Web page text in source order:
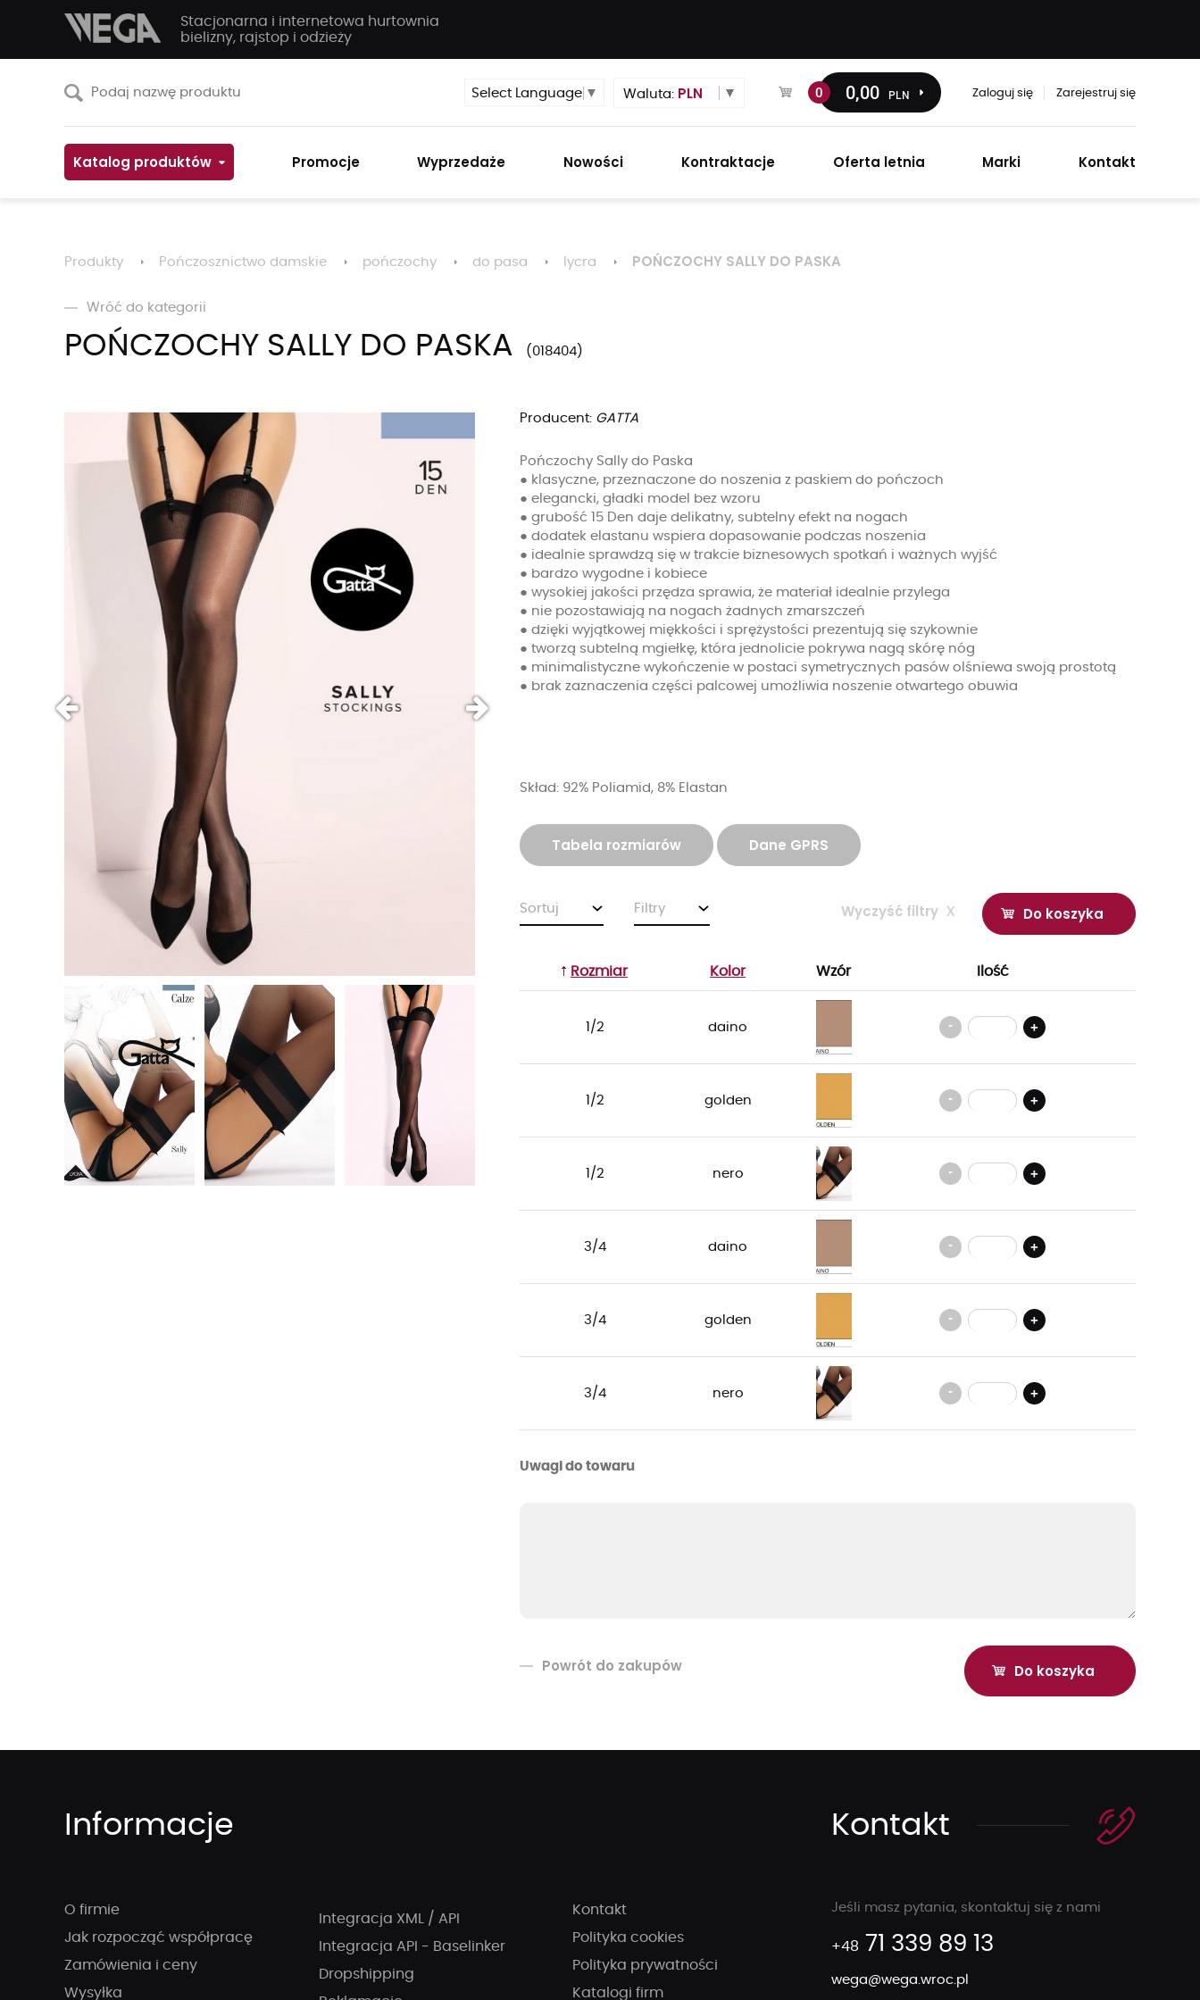
Stacjonarna i internetowa hurtownia
bielizny, rajstop i odzieży
Select Language ▼ Waluta: PLN 0 0,00 PLN Zaloguj się Zarejestruj się
Katalog produktów Promocje Wyprzedaże Nowości Kontraktacje Oferta letnia Marki Kontakt
Produkty Pończosznictwo damskie pończochy do pasa lycra POŃCZOCHY SALLY DO PASKA
Wróć do kategorii
POŃCZOCHY SALLY DO PASKA 018404
Producent: GATTA
Pończochy Sally do Paska
● klasyczne, przeznaczone do noszenia z paskiem do pończoch
● elegancki, gładki model bez wzoru
● grubość 15 Den daje delikatny, subtelny efekt na nogach
● dodatek elastanu wspiera dopasowanie podczas noszenia
● idealnie sprawdzą się w trakcie biznesowych spotkań i ważnych wyjść
● bardzo wygodne i kobiece
● wysokiej jakości przędza sprawia, że materiał idealnie przylega
● nie pozostawiają na nogach żadnych zmarszczeń
● dzięki wyjątkowej miękkości i sprężystości prezentują się szykownie
● tworzą subtelną mgiełkę, która jednolicie pokrywa nagą skórę nóg
● minimalistyczne wykończenie w postaci symetrycznych pasów olśniewa swoją prostotą
● brak zaznaczenia części palcowej umożliwia noszenie otwartego obuwia
Skład: 92% Poliamid, 8% Elastan
Tabela rozmiarów Dane GPRS
Sortuj Filtry Do koszyka
Wyczyść filtry x
Rozmiar Kolor Wzór Ilość
1/2 daino - +
1/2 golden - +
1/2 nero - +
3/4 daino - +
3/4 golden - +
3/4 nero - +
Uwagi do towaru
Powrót do zakupów
Informacje
O firmie
Jak rozpocząć współpracę
Zamówienia i ceny
Wysyłka
Integracja XML / API
Integracja API - Baselinker
Dropshipping
Kontakt
Polityka cookies
Polityka prywatności
Katalogi firm
Kontakt
Jeśli masz pytania, skontaktuj się z nami
+48 71 339 89 13
wega@wega.wroc.pl